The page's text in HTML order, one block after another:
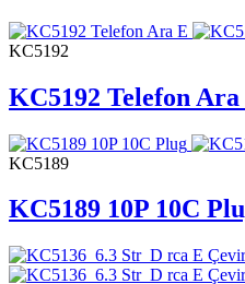
KC5192
KC5192 Telefon Ara
KC5189
KC5189 10P 10C